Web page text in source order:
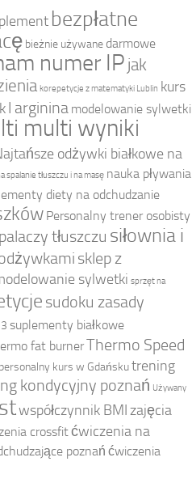
bezpłatne
bieżnie używane darmowe
numer IPjak
korepetycje z matematyki Lublin kurs
l arginina modelowanie sylwetki
multi wyniki
odżywki białkowe na
spalanie tłuszczu i na masę nauka pływania
diety na odchudzanie
Personalny trener osobisty
tłuszczu siłownia i
sklep z
sylwetki sprzęt na
sudoku zasady
suplementy białkowe
fat burnerThermo Speed
kurs w Gdańskutrening
kondycyjny poznań Używany
współczynnik BMI zajęcia
crossfitćwiczenia na
poznań ćwiczenia